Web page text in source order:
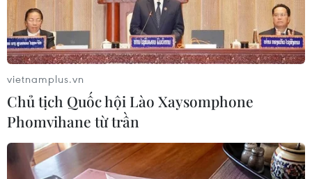
#Tổng Giám đốc WTO
#Quản trị toàn cầu
#Toàn cầu hóa
vietnamplus.vn
Chủ tịch Quốc hội Lào Xaysomphone
Phomvihane từ trần